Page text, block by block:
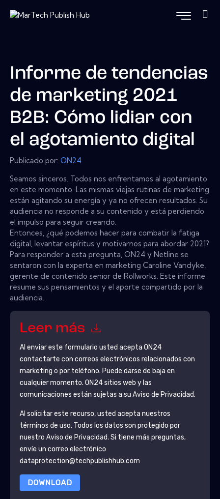
Informe de tendencias
de marketing 2021
B2B: Cómo lidiar con
el agotamiento digital
Publicado por: ON24
Seamos sinceros. Todos nos enfrentamos al agotamiento
en este momento. Las mismas viejas rutinas de marketing
están agitando su energía y ya no ofrecen resultados. Su
audiencia no responde a su contenido y está perdiendo
el impulso para seguir creando.
Entonces, ¿qué podemos hacer para combatir la fatiga
digital, levantar espíritus y motivarnos para abordar 2021?
Para responder a esta pregunta, ON24 y Netline se
sentaron con la experta en marketing Caroline Vandyke,
gerente de contenido senior de Rollworks. Este informe
resume sus pensamientos y el aporte compartido por la
audiencia.
Leer más
Al enviar este formulario usted acepta ON24
contactarte con correos electrónicos relacionados con
marketing o por teléfono. Puede darse de baja en
cualquier momento. ON24sitios web y las
comunicaciones están sujetas a su Aviso de Privacidad.
Al solicitar este recurso, usted acepta nuestros
términos de uso. Todos los datos son protegido por
nuestro Aviso de Privacidad. Si tiene más preguntas,
envíe un correo electrónico
dataprotection@techpublishhub.com
DOWNLOAD